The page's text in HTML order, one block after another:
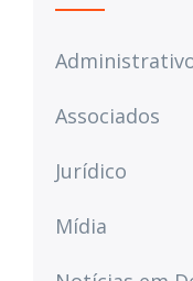
Associados
Jurídico
Mídia